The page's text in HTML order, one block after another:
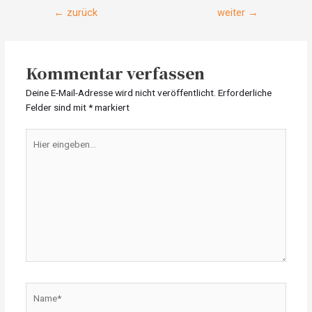
Beitragsnavigation
← zurück weiter →
Kommentar verfassen
Deine E-Mail-Adresse wird nicht veröffentlicht. Erforderliche
Felder sind mit*markiert
eingeben…